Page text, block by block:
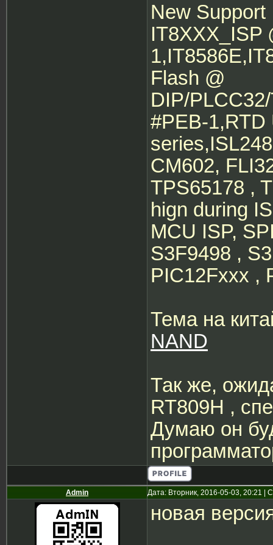
New Support
IT8XXX_ISP
Flash @
DIP/
#PEB-1,RTD
CM602,
TPS65178 ,
hign during
MCU ISP,
S3F9498 ,
PIC12Fxxx ,
Тема на
NAND
Так же,
RT809H ,
Думаю он
Admin Дата: Вторник, 2016-05-03, 20:21 |
новая